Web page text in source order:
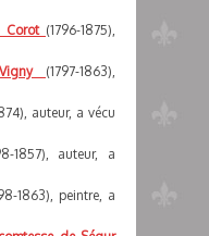
Corot (1796-1875),
(1797-1863),
auteur, a vécu
1857), auteur, a
1863), peintre, a